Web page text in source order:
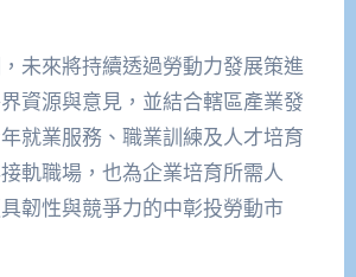
未來將持續透過勞動力發展策進
資源與意見，並結合轄區產業發
就業服務、職業訓練及人才培育
軌職場，也為企業培育所需人
韌性與競爭力的中彰投勞動市